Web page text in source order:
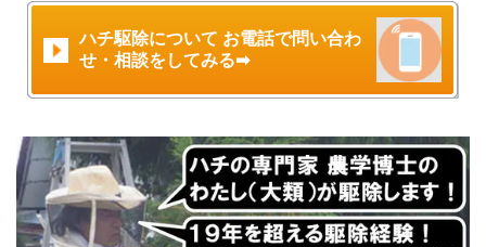
ハチ駆除について お電話で問い合わ
せ・相談をしてみる➡